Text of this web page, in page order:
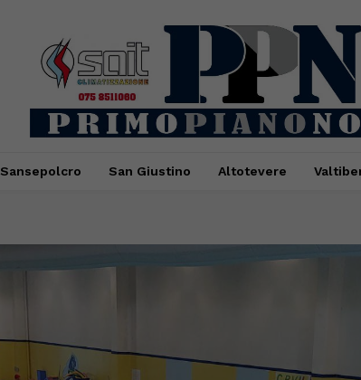
Sansepolcro San Giustino Altotevere